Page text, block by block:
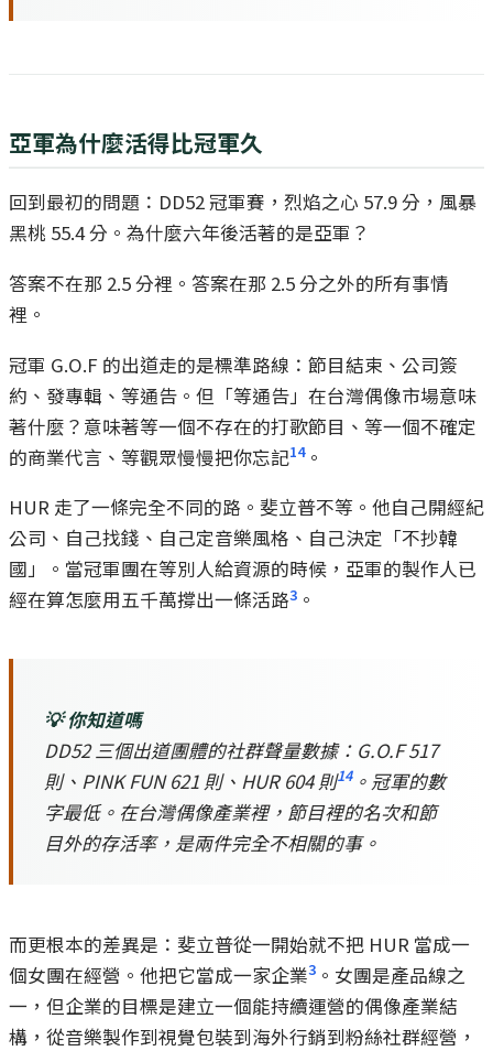
亞軍為什麼活得比冠軍久
回到最初的問題：DD52 冠軍賽，烈焰之心 57.9 分，風暴
黑桃 55.4 分。為什麼六年後活著的是亞軍？
答案不在那 2.5 分裡。答案在那 2.5 分之外的所有事情
裡。
冠軍 G.O.F 的出道走的是標準路線：節目結束、公司簽
約、發專輯、等通告。但「等通告」在台灣偶像市場意味
著什麼？意味著等一個不存在的打歌節目、等一個不確定
的商業代言、等觀眾慢慢把你忘記14。
HUR 走了一條完全不同的路。斐立普不等。他自己開經紀
公司、自己找錢、自己定音樂風格、自己決定「不抄韓
國」。當冠軍團在等別人給資源的時候，亞軍的製作人已
經在算怎麼用五千萬撐出一條活路3 。
💡 你知道嗎
DD52 三個出道團體的社群聲量數據：G.O.F 517
則、PINK FUN 621 則、HUR 604 則14。冠軍的數
字最低。在台灣偶像產業裡，節目裡的名次和節
目外的存活率，是兩件完全不相關的事。
而更根本的差異是：斐立普從一開始就不把 HUR 當成一
個女團在經營。他把它當成一家企業3 。女團是產品線之
一，但企業的目標是建立一個能持續運營的偶像產業結
構，從音樂製作到視覺包裝到海外行銷到粉絲社群經營，